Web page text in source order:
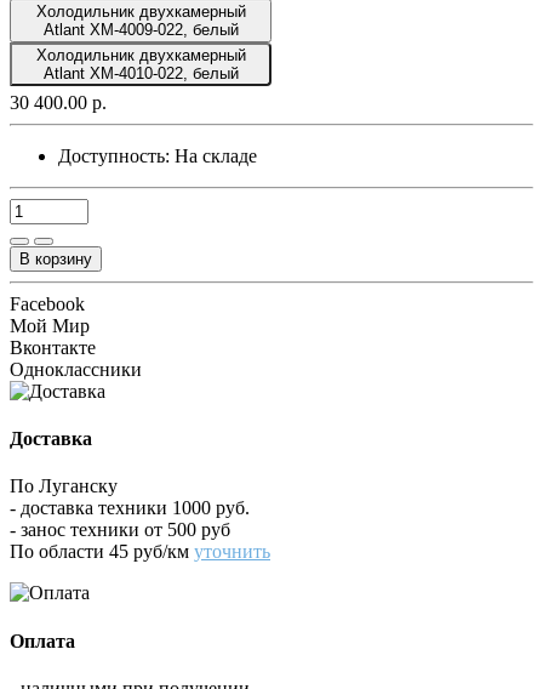
Холодильник двухкамерный
Atlant ХМ-4009-022, белый
Холодильник двухкамерный
Atlant ХМ-4010-022, белый
30 400.00 р.
Доступность: На складе
В корзину
Facebook
Мой Мир
Вконтакте
Одноклассники
Доставка
По Луганску
- доставка техники 1000 руб.
- занос техники от 500 руб
По области 45 руб/км уточнить
Оплата